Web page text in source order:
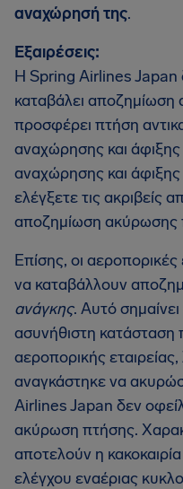
αναχώρησή της.
Εξαιρέσεις:
Η Spring Airlines Japan
καταβάλει αποζημίωση
προσφέρει πτήση
αναχώρησης και
αναχώρησης και
ελέγξετε τις ακριβείς
αποζημίωση ακύρωσης
Επίσης, οι αεροπορικές
να καταβάλλουν
ανάγκης. Αυτό
ασυνήθιστη κατάσταση
αεροπορικής
αναγκάστηκε να
Airlines Japan δεν
ακύρωση πτήσης.
αποτελούν η
ελέγχου εναέριας